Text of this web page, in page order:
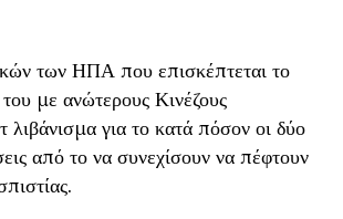
των ΗΠΑ που επισκέπτεται το
με ανώτερους Κινέζους
για το κατά πόσον οι δύο
από το να συνεχίσουν να πέφτουν